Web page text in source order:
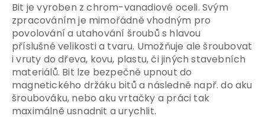
Bit je vyroben z chrom-vanadiové oceli. Svým
zpracováním je mimořádně vhodným pro
povolování a utahování šroubů s hlavou
příslušné velikosti a tvaru. Umožňuje ale šroubovat
i vruty do dřeva, kovu, plastu, či jiných stavebních
materiálů. Bit lze bezpečně upnout do
magnetického držáku bitů a následně např. do aku
šroubováku, nebo aku vrtačky a práci tak
maximálně usnadnit a urychlit.